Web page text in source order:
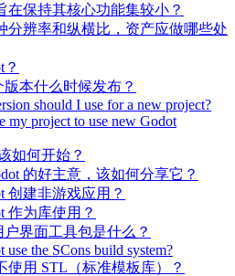
在保持其核心功能集较小？
分辨率和纵横比，资产应做哪些处
版本什么时候发布？
should I use for a new project?
my project to use new Godot
如何开始？
的好主意，该如何分享它？
创建非游戏应用？
作为库使用？
户界面工具包是什么？
use the SCons build system?
使用 STL（标准模板库）？